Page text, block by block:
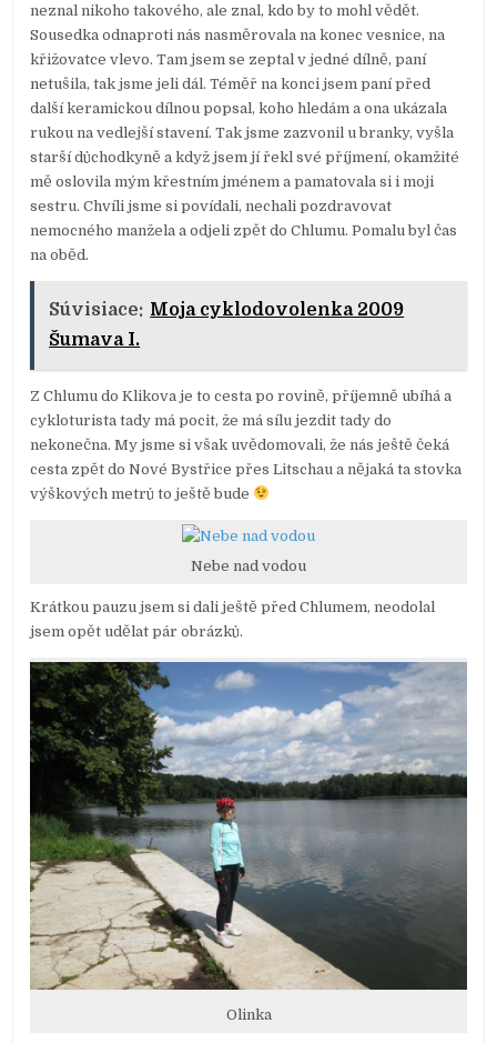
neznal nikoho takového, ale znal, kdo by to mohl vědět.
Sousedka odnaproti nás nasměrovala na konec vesnice, na
křižovatce vlevo. Tam jsem se zeptal v jedné dílně, paní
netušila, tak jsme jeli dál. Téměř na konci jsem paní před
další keramickou dílnou popsal, koho hledám a ona ukázala
rukou na vedlejší stavení. Tak jsme zazvonil u branky, vyšla
starší důchodkyně a když jsem jí řekl své příjmení, okamžité
mě oslovila mým křestním jménem a pamatovala si i moji
sestru. Chvíli jsme si povídali, nechali pozdravovat
nemocného manžela a odjeli zpět do Chlumu. Pomalu byl čas
na oběd.
Súvisiace: Moja cyklodovolenka 2009
Šumava I.
Z Chlumu do Klikova je to cesta po rovině, příjemně ubíhá a
cykloturista tady má pocit, že má sílu jezdit tady do
nekonečna. My jsme si však uvědomovali, že nás ještě čeká
cesta zpět do Nové Bystřice přes Litschau a nějaká ta stovka
výškových metrů to ještě bude
Nebe nad vodou
Krátkou pauzu jsem si dali ještě před Chlumem, neodolal
jsem opět udělat pár obrázků.
Olinka